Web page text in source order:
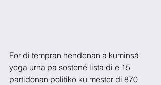
For di tempran hendenan a kuminsá
yega urna pa sostené lista di e 15
partidonan politiko ku mester di 870